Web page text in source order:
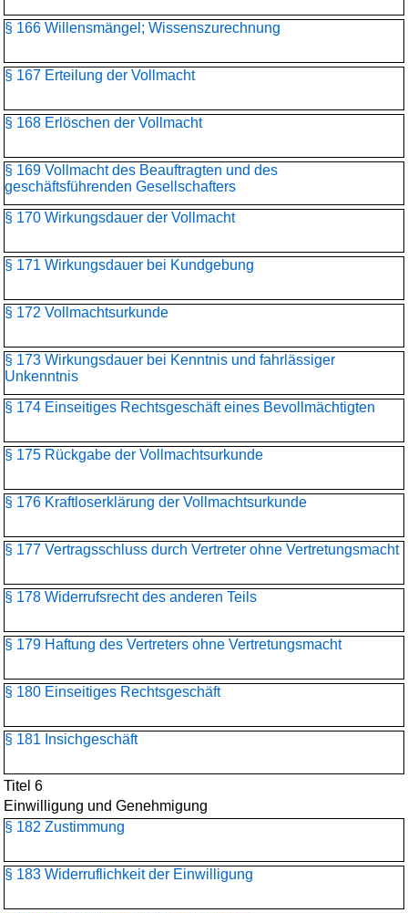
§ 166 Willensmängel; Wissenszurechnung
§ 167 Erteilung der Vollmacht
§ 168 Erlöschen der Vollmacht
§ 169 Vollmacht des Beauftragten und des
geschäftsführenden Gesellschafters
§ 170 Wirkungsdauer der Vollmacht
§ 171 Wirkungsdauer bei Kundgebung
§ 172 Vollmachtsurkunde
§ 173 Wirkungsdauer bei Kenntnis und fahrlässiger
Unkenntnis
§ 174 Einseitiges Rechtsgeschäft eines Bevollmächtigten
§ 175 Rückgabe der Vollmachtsurkunde
§ 176 Kraftloserklärung der Vollmachtsurkunde
§ 177 Vertragsschluss durch Vertreter ohne Vertretungsmacht
§ 178 Widerrufsrecht des anderen Teils
§ 179 Haftung des Vertreters ohne Vertretungsmacht
§ 180 Einseitiges Rechtsgeschäft
§ 181 Insichgeschäft
Titel 6
Einwilligung und Genehmigung
§ 182 Zustimmung
§ 183 Widerruflichkeit der Einwilligung